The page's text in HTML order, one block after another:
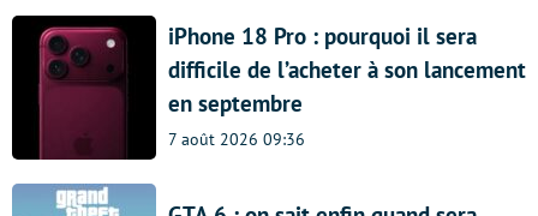
iPhone 18 Pro : pourquoi il sera
difficile de l’acheter à son lancement
en septembre
7 août 2026 09:36